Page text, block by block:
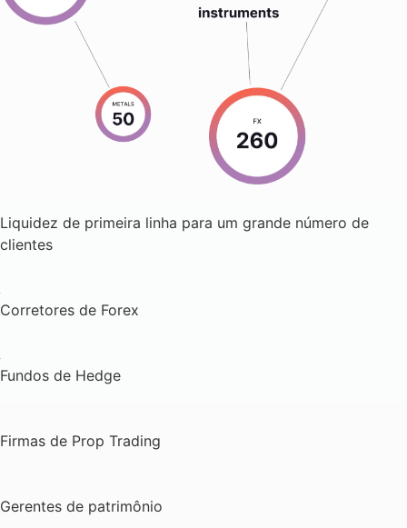
Liquidez de primeira linha para um grande número de
clientes
Corretores de Forex
Fundos de Hedge
Firmas de Prop Trading
Gerentes de patrimônio